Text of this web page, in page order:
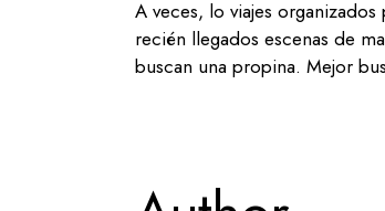
A veces, lo viajes
recién llegados escenas de
buscan una propina. Mejor